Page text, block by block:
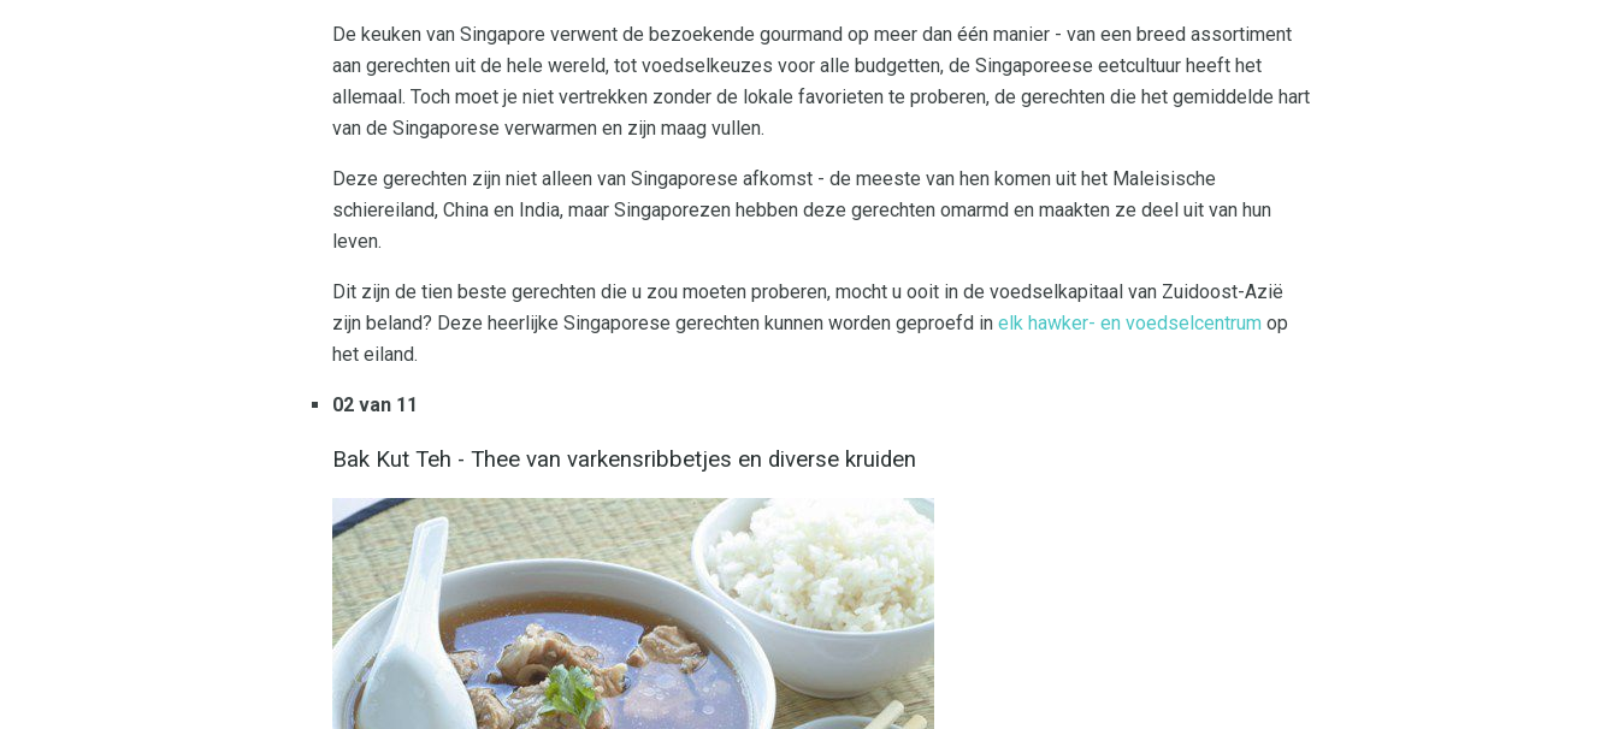
De keuken van Singapore verwent de bezoekende gourmand op meer dan één manier - van een breed assortiment
aan gerechten uit de hele wereld, tot voedselkeuzes voor alle budgetten, de Singaporeese eetcultuur heeft het
allemaal. Toch moet je niet vertrekken zonder de lokale favorieten te proberen, de gerechten die het gemiddelde hart
van de Singaporese verwarmen en zijn maag vullen.
Deze gerechten zijn niet alleen van Singaporese afkomst - de meeste van hen komen uit het Maleisische
schiereiland, China en India, maar Singaporezen hebben deze gerechten omarmd en maakten ze deel uit van hun
leven.
Dit zijn de tien beste gerechten die u zou moeten proberen, mocht u ooit in de voedselkapitaal van Zuidoost-Azië
zijn beland? Deze heerlijke Singaporese gerechten kunnen worden geproefd in elk hawker- en voedselcentrum op
het eiland.
02 van 11
Bak Kut Teh - Thee van varkensribbetjes en diverse kruiden